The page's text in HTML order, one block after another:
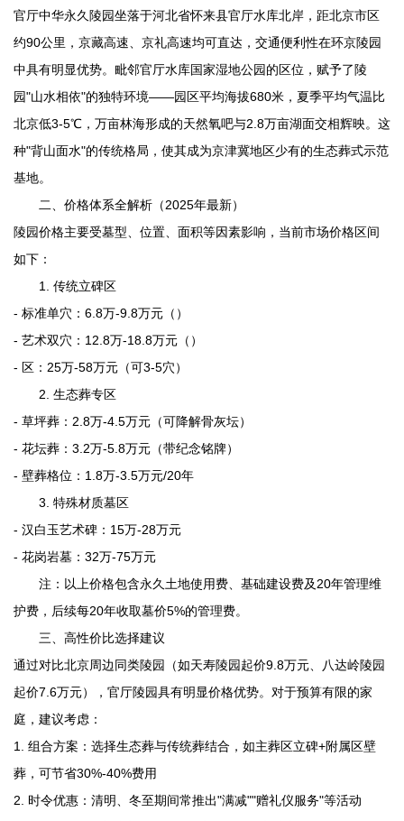
官厅中华永久陵园坐落于河北省怀来县官厅水库北岸，距北京市区
约90公里，京藏高速、京礼高速均可直达，交通便利性在环京陵园
中具有明显优势。毗邻官厅水库国家湿地公园的区位，赋予了陵
园"山水相依"的独特环境——园区平均海拔680米，夏季平均气温比
北京低3-5℃，万亩林海形成的天然氧吧与2.8万亩湖面交相辉映。这
种"背山面水"的传统格局，使其成为京津冀地区少有的生态葬式示范
基地。
二、价格体系全解析（2025年最新）
陵园价格主要受墓型、位置、面积等因素影响，当前市场价格区间
如下：
1. 传统立碑区
- 标准单穴：6.8万-9.8万元（）
- 艺术双穴：12.8万-18.8万元（）
- 区：25万-58万元（可3-5穴）
2. 生态葬专区
- 草坪葬：2.8万-4.5万元（可降解骨灰坛）
- 花坛葬：3.2万-5.8万元（带纪念铭牌）
- 壁葬格位：1.8万-3.5万元/20年
3. 特殊材质墓区
- 汉白玉艺术碑：15万-28万元
- 花岗岩墓：32万-75万元
注：以上价格包含永久土地使用费、基础建设费及20年管理维
护费，后续每20年收取墓价5%的管理费。
三、高性价比选择建议
通过对比北京周边同类陵园（如天寿陵园起价9.8万元、
八达岭陵园
起价7.6万元），官厅陵园具有明显价格优势。对于预算有限的家
庭，建议考虑：
1. 组合方案：选择生态葬与传统葬结合，如主葬区立碑+附属区壁
葬，可节省30%-40%费用
2. 时令优惠：清明、冬至期间常推出"满减""赠礼仪服务"等活动